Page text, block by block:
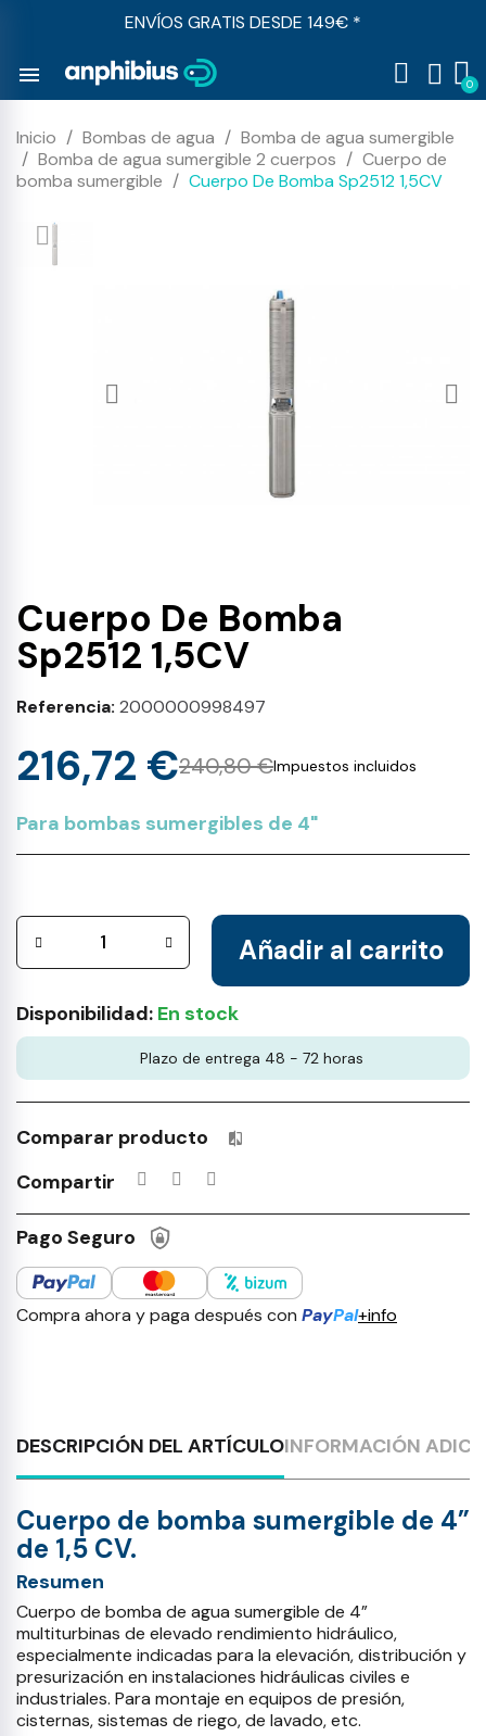
ENVÍOS GRATIS DESDE 149€ *
menu
Inicio Bombas de agua
Bomba de agua sumergible
Bomba de agua sumergible 2 cuerpos
Cuerpo de
bomba sumergible
Cuerpo De Bomba Sp2512 1,5CV
Cuerpo De Bomba
Sp2512 1,5CV
Referencia 2000000998497
240,80 €
216,72 € Impuestos incluidos
Para bombas sumergibles de 4"
Añadir al carrito
Disponibilidad: En stock
Plazo de entrega 48 - 72 horas
Comparar producto Productos incluidos en tu lista
Compartir
Pago Seguro
Compra ahora y paga después con PayPal+info
DESCRIPCIÓN DEL ARTÍCULOINFORMACIÓN
Cuerpo de bomba sumergible de 4”
de 1,5 CV.
Resumen
Cuerpo de bomba de agua sumergible de 4”
multiturbinas de elevado rendimiento hidráulico,
especialmente indicadas para la elevación, distribución y
presurización en instalaciones hidráulicas civiles e
industriales. Para montaje en equipos de presión,
cisternas, sistemas de riego, de lavado, etc.